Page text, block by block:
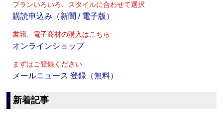
プランいろいろ、スタイルに合わせて選択
購読申込み（新聞 / 電子版）
書籍、電子商材の購入はこちら
オンラインショップ
まずはご登録ください
メールニュース 登録（無料）
新着記事